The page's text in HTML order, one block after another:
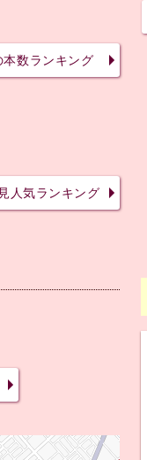
本数ランキング
人気ランキング